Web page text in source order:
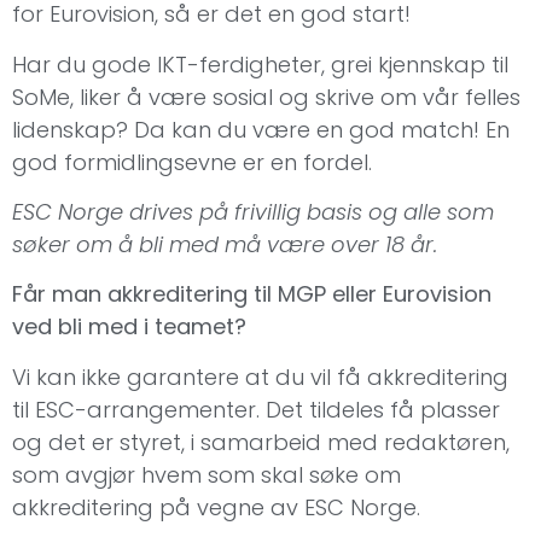
for Eurovision, så er det en god start!
Har du gode IKT-ferdigheter, grei kjennskap til
SoMe, liker å være sosial og skrive om vår felles
lidenskap? Da kan du være en god match! En
god formidlingsevne er en fordel.
ESC Norge drives på frivillig basis og alle som
søker om å bli med må være over 18 år.
Får man akkreditering til MGP eller Eurovision
ved bli med i teamet?
Vi kan ikke garantere at du vil få akkreditering
til ESC-arrangementer. Det tildeles få plasser
og det er styret, i samarbeid med redaktøren,
som avgjør hvem som skal søke om
akkreditering på vegne av ESC Norge.